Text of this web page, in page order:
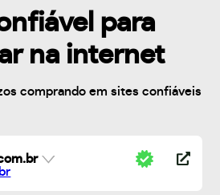
para
na internet
comprando em sites confiáveis